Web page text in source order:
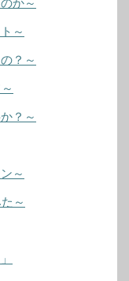
～
？～
？～
～
～